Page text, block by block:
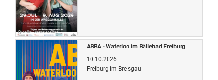
Quelle: Veranstalter
ABBA - Waterloo im Bällebad Freiburg
10.10.2026
Freiburg im Breisgau